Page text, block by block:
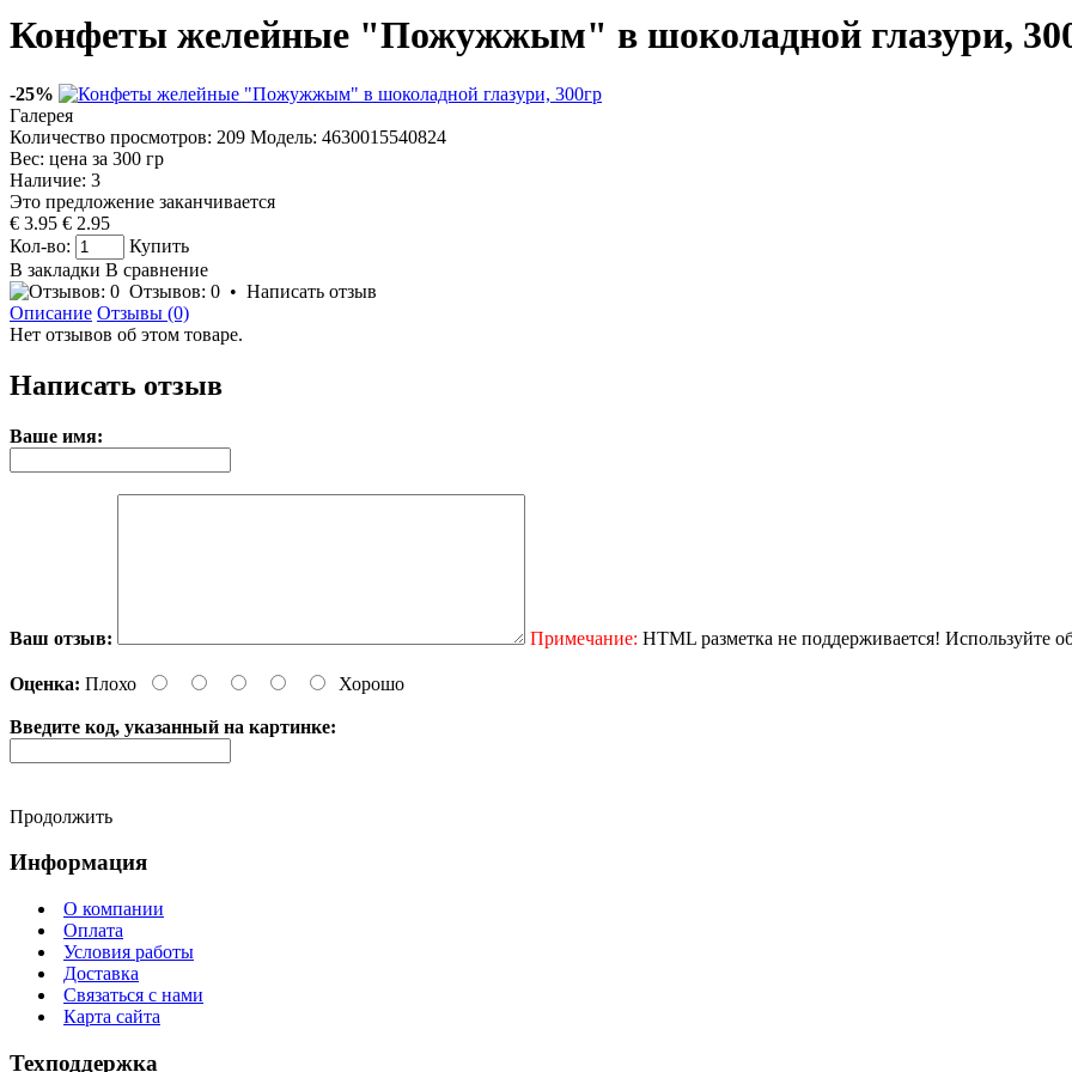
Конфеты желейные "Пожужжым" в шоколадной глазури,
-25%
Галерея
Количество просмотров: 209 Модель: 4630015540824
Вес: цена за 300 гр
Наличие: 3
Это предложение заканчивается
€ 3.95 € 2.95
Кол-во:
Купить
В закладки В сравнение
Отзывов: 0 • Написать отзыв
Описание Отзывы (0)
Нет отзывов об этом товаре.
Написать отзыв
Ваше имя:
Ваш отзыв: Примечание: HTML разметка не поддерживается! Используйте
Оценка: Плохо Хорошо
Введите код, указанный на картинке:
Продолжить
Информация
О компании
Оплата
Условия работы
Доставка
Связаться с нами
Карта сайта
Техподдержка